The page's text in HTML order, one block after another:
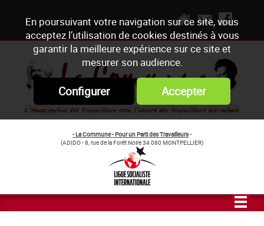
En poursuivant votre navigation sur ce site, vous
acceptez l’utilisation de cookies destinés à vous
garantir la meilleure expérience sur ce site et
mesurer son audience.
Configurer Accepter
- La Commune - Pour un Parti des Travailleurs-
(ADIDO - 8, rue de la Forêt Noire 34 080 MONTPELLIER)